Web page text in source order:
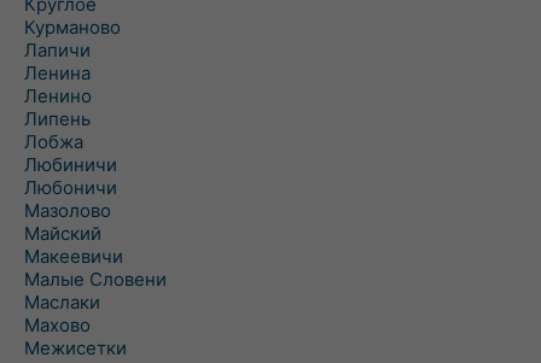
Курманово
Лапичи
Ленина
Ленино
Липень
Лобжа
Любиничи
Любоничи
Мазолово
Майский
Макеевичи
Малые Словени
Маслаки
Махово
Межисетки